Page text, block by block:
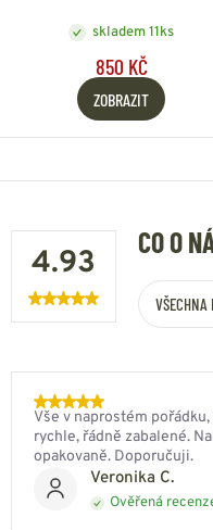
skladem 11ks
850 KČ
ZOBRAZIT
4.93
CO O
VŠECHNA
Veronika C.
Ověřená
Vše v naprostém
rychle, řádně zabalené.
opakovaně. Doporučuji.